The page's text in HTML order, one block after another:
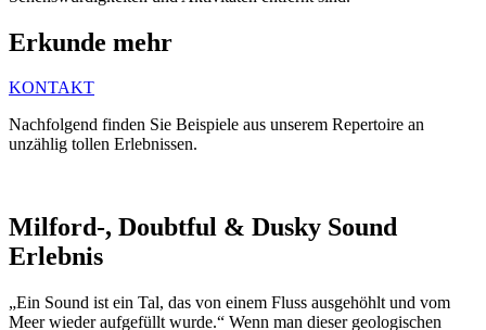
Erkunde mehr
KONTAKT
Nachfolgend finden Sie Beispiele aus unserem Repertoire an
unzählig tollen Erlebnissen.
Milford-, Doubtful & Dusky Sound
Erlebnis
„Ein Sound ist ein Tal, das von einem Fluss ausgehöhlt und vom
Meer wieder aufgefüllt wurde.“ Wenn man dieser geologischen